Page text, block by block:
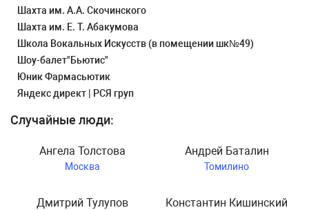
Шахта им. А.А. Скочинского
Шахта им. Е. Т. Абакумова
Школа Вокальных Искусств (в помещении шк№49)
Шоу-балет"Бьютис"
Юник Фармасьютик
Яндекс директ | РСЯ груп
Случайные люди:
Ангела Толстова
Москва
Андрей Баталин
Томилино
Дмитрий Тулупов Константин Кишинский